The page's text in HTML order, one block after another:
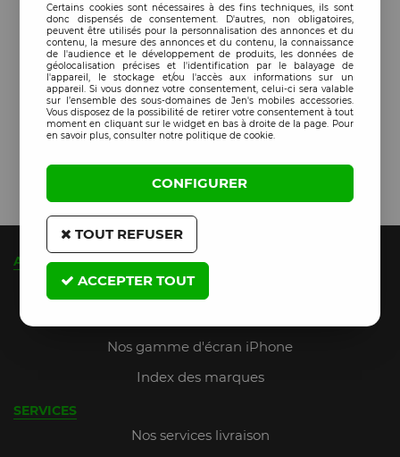
A PROPOS
Qui sommes-nous ?
Nos gamme d'écran iPhone
Index des marques
SERVICES
Nos services livraison
Certains cookies sont nécessaires à des fins techniques, ils sont
donc dispensés de consentement. D'autres, non obligatoires,
peuvent être utilisés pour la personnalisation des annonces et du
contenu, la mesure des annonces et du contenu, la connaissance
de l'audience et le développement de produits, les données de
géolocalisation précises et l'identification par le balayage de
l'appareil, le stockage et/ou l'accès aux informations sur un
appareil. Si vous donnez votre consentement, celui-ci sera valable
sur l’ensemble des sous-domaines de Jen's mobiles accessories.
Vous disposez de la possibilité de retirer votre consentement à tout
moment en cliquant sur le widget en bas à droite de la page. Pour
en savoir plus, consulter notre politique de cookie.
CONFIGURER
TOUT REFUSER
ACCEPTER TOUT